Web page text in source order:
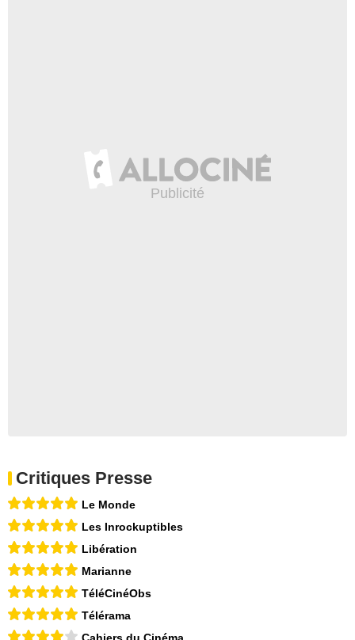
Critiques Presse
Le Monde
Les Inrockuptibles
Libération
Marianne
TéléCinéObs
Télérama
Cahiers du Cinéma